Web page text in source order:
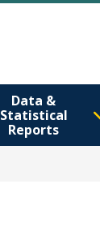
Data &
Statistical
Reports